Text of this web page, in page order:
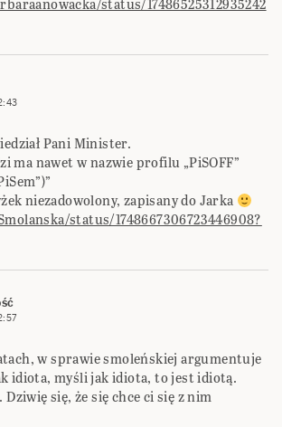
status/17486525312935242
Pani Minister.
ma nawet w nazwie profilu „PiSOFF”
niezadowolony, zapisany do Jarka
status/1748667306723446908?
w sprawie smoleńskiej argumentuje
idiota, myśli jak idiota, to jest idiotą.
się, że się chce ci się z nim